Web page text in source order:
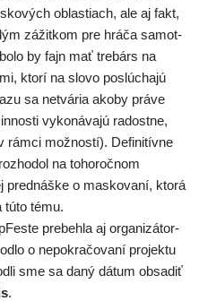
oblas­tiach, ale aj fakt,
zážit­kom pre hrá­ča samot­
by fajn mať tre­bárs na
kto­rí na slo­vo poslú­cha­jú
sa netvá­ria ako­by prá­ve
vyko­ná­va­jú radost­ne,
rám­ci mož­nos­tí). Definitívne
na toho­roč­nom
pred­náš­ke o mas­ko­va­ní, kto­rá
túto tému.
pre­beh­la aj orga­ni­zá­tor­
o nepok­ra­čo­va­ní pro­jek­tu
sme sa daný dátum obsa­diť
.